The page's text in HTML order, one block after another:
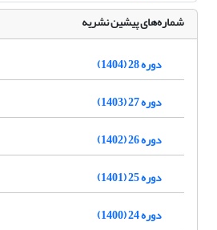
شماره‌های پیشین نشریه
دوره 28 (1404)
دوره 27 (1403)
دوره 26 (1402)
دوره 25 (1401)
دوره 24 (1400)